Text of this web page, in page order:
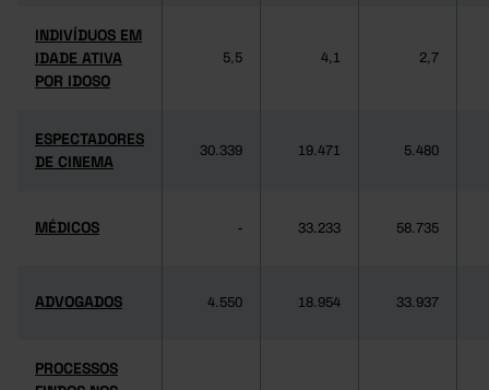
INDIVÍDUOS EM
IDADE ATIVA
POR IDOSO
5,5 4,1 2,7
ESPECTADORES
DE CINEMA
30.339 19.471 5.480
MÉDICOS - 33.233 58.735
ADVOGADOS 4.550 18.954 33.937
PROCESSOS